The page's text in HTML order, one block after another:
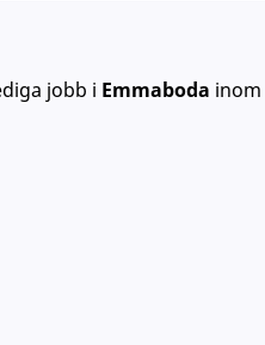
jobb i Emmaboda inom